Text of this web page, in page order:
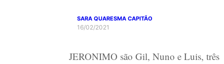
SARA QUARESMA CAPITÃO
16/02/2021
JERONIMO são Gil, Nuno e Luis, três